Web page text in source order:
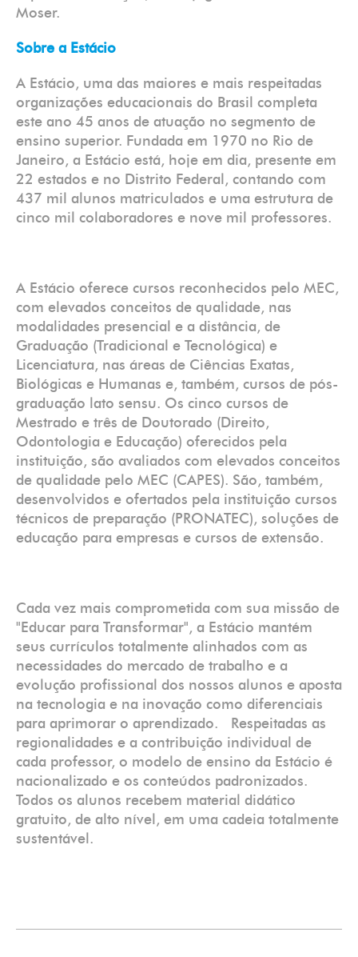
Moser.
Sobre a Estácio
A Estácio, uma das maiores e mais respeitadas
organizações educacionais do Brasil completa
este ano 45 anos de atuação no segmento de
ensino superior. Fundada em 1970 no Rio de
Janeiro, a Estácio está, hoje em dia, presente em
22 estados e no Distrito Federal, contando com
437 mil alunos matriculados e uma estrutura de
cinco mil colaboradores e nove mil professores.
A Estácio oferece cursos reconhecidos pelo MEC,
com elevados conceitos de qualidade, nas
modalidades presencial e a distância, de
Graduação (Tradicional e Tecnológica) e
Licenciatura, nas áreas de Ciências Exatas,
Biológicas e Humanas e, também, cursos de pós-
graduação lato sensu. Os cinco cursos de
Mestrado e três de Doutorado (Direito,
Odontologia e Educação) oferecidos pela
instituição, são avaliados com elevados conceitos
de qualidade pelo MEC (CAPES). São, também,
desenvolvidos e ofertados pela instituição cursos
técnicos de preparação (PRONATEC), soluções de
educação para empresas e cursos de extensão.
Cada vez mais comprometida com sua missão de
"Educar para Transformar", a Estácio mantém
seus currículos totalmente alinhados com as
necessidades do mercado de trabalho e a
evolução profissional dos nossos alunos e aposta
na tecnologia e na inovação como diferenciais
para aprimorar o aprendizado. Respeitadas as
regionalidades e a contribuição individual de
cada professor, o modelo de ensino da Estácio é
nacionalizado e os conteúdos padronizados.
Todos os alunos recebem material didático
gratuito, de alto nível, em uma cadeia totalmente
sustentável.